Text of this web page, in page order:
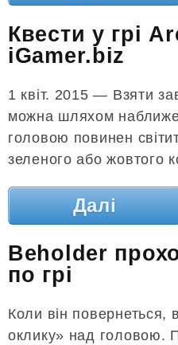
Квести у грі
iGamer.biz
1 квіт. 2015 — Взяти
можна шляхом
головою повинен
зеленого або жовтого
Далі
Beholder
по грі
Коли він повернеться,
оклику» над головою.